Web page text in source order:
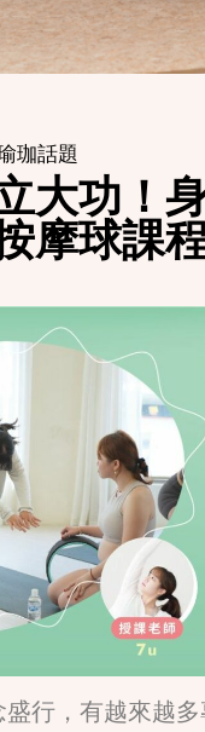
珈話題
大功！
摩球課
行，有越來越